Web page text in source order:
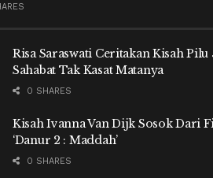
Risa Saraswati Ceritakan Kisah Pilu
Sahabat Tak Kasat Matanya
0 SHARES
Kisah Ivanna Van Dijk Sosok Dari
‘Danur 2 : Maddah’
0 SHARES